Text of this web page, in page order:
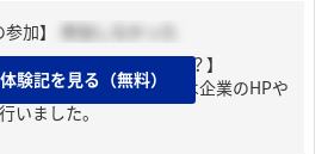
加】
参加しなかった
どんな風にしましたか？】
中心に行い、企業研究は企業のHPや
いました。
験記を見る（無料）